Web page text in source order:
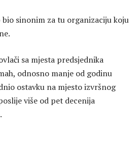
bio sinonim za tu organizaciju koju
sa mjesta predsjednika
odnosno manje od godinu
ostavku na mjesto izvršnog
više od pet decenija